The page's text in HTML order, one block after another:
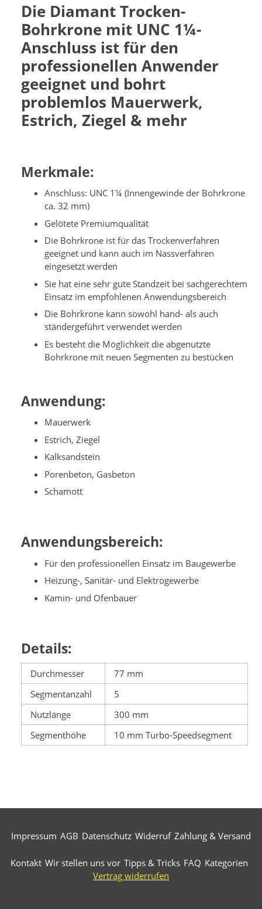
Die Diamant Trocken-
Bohrkrone mit UNC 1¼-
Anschluss ist für den
professionellen Anwender
geeignet und bohrt
problemlos Mauerwerk,
Estrich, Ziegel & mehr
Merkmale:
Anschluss: UNC 1¼ (Innengewinde der Bohrkrone
ca. 32 mm)
Gelötete Premiumqualität
Die Bohrkrone ist für das Trockenverfahren
geeignet und kann auch im Nassverfahren
eingesetzt werden
Sie hat eine sehr gute Standzeit bei sachgerechtem
Einsatz im empfohlenen Anwendungsbereich
Die Bohrkrone kann sowohl hand- als auch
ständergeführt verwendet werden
Es besteht die Möglichkeit die abgenutzte
Bohrkrone mit neuen Segmenten zu bestücken
Anwendung:
Mauerwerk
Estrich, Ziegel
Kalksandstein
Porenbeton, Gasbeton
Schamott
Anwendungsbereich:
Für den professionellen Einsatz im Baugewerbe
Heizung-, Sanitär- und Elektrogewerbe
Kamin- und Ofenbauer
Details:
Durchmesser
77 mm
Segmentanzahl
5
Nutzlänge
300 mm
Segmenthöhe
10 mm Turbo-Speedsegment
Impressum AGB Datenschutz Widerruf Zahlung & Versand
Kontakt Wir stellen uns vor Tipps & Tricks FAQ Kategorien
Vertrag widerrufen